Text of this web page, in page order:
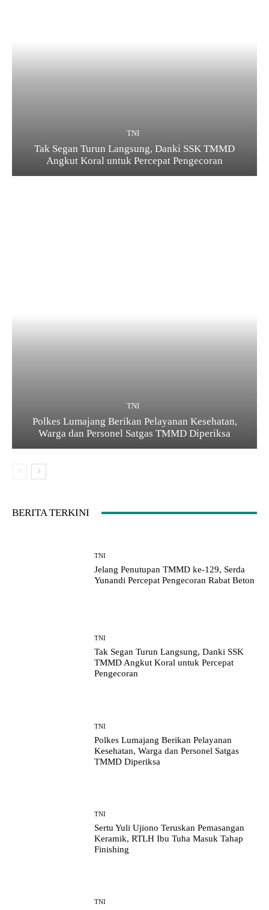
TNI
Tak Segan Turun Langsung, Danki SSK TMMD
Angkut Koral untuk Percepat Pengecoran
TNI
Polkes Lumajang Berikan Pelayanan Kesehatan,
Warga dan Personel Satgas TMMD Diperiksa
BERITA TERKINI
TNI
Jelang Penutupan TMMD ke-129, Serda
Yunandi Percepat Pengecoran Rabat Beton
TNI
Tak Segan Turun Langsung, Danki SSK
TMMD Angkut Koral untuk Percepat
Pengecoran
TNI
Polkes Lumajang Berikan Pelayanan
Kesehatan, Warga dan Personel Satgas
TMMD Diperiksa
TNI
Sertu Yuli Ujiono Teruskan Pemasangan
Keramik, RTLH Ibu Tuha Masuk Tahap
Finishing
TNI